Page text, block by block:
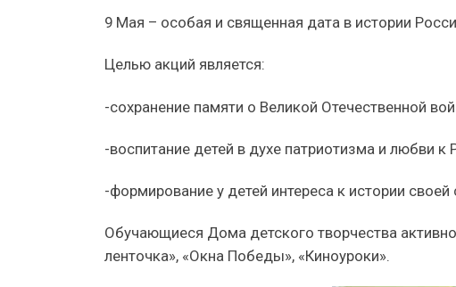
9 Мая – особая и священная дата в истории
Целью акций является:
-сохранение памяти о Великой Отечественной
-воспитание детей в духе патриотизма и любви к
-формирование у детей интереса к истории
Обучающиеся Дома детского творчества
ленточка», «Окна Победы», «Киноуроки».